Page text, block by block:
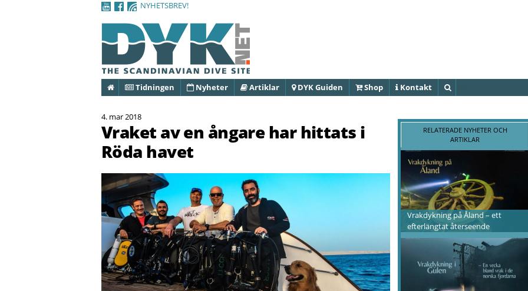
NYHETSBREV!
HemTidningen Nyheter Artiklar DYK Guiden Shop Kontakt
4. mar 2018
Vraket av en ångare har hittats i
Röda havet
RELATERADE NYHETER OCH
ARTIKLAR
Vrakdykning på Åland – ett
efterlängtat återseende